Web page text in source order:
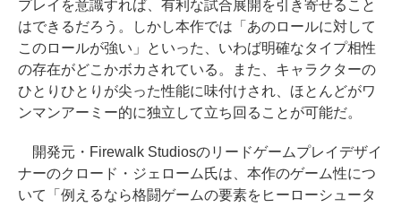
プレイを意識すれば、有利な試合展開を引き寄せること
はできるだろう。しかし本作では「あのロールに対して
このロールが強い」といった、いわば明確なタイプ相性
の存在がどこかボカされている。また、キャラクターの
ひとりひとりが尖った性能に味付けされ、ほとんどがワ
ンマンアーミー的に独立して立ち回ることが可能だ。
開発元・Firewalk Studiosのリードゲームプレイデザイ
ナーのクロード・ジェローム氏は、本作のゲーム性につ
いて「例えるなら格闘ゲームの要素をヒーローシュータ